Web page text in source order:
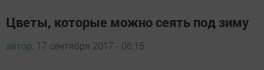
Цветы, которые можно сеять под зиму
автор, 17 сентября 2017 - 06:15